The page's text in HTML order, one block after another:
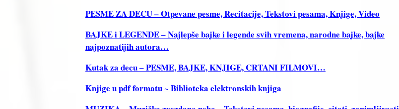
PESME ZA DECU – Otpevane pesme, Recitacije, Tekstovi pesama, Knjige, Video
BAJKE i LEGENDE – Najlepše bajke i legende svih vremena, narodne bajke, bajke
najpoznatijih autora…
Kutak za decu – PESME, BAJKE, KNJIGE, CRTANI FILMOVI…
Knjige u pdf formatu ~ Biblioteka elektronskih knjiga